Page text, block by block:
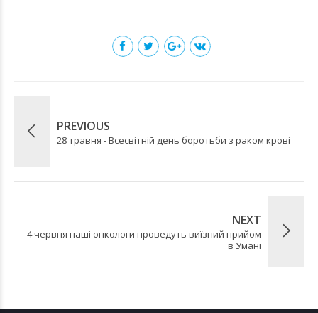
PREVIOUS
28 травня - Всесвітній день боротьби з раком крові
NEXT
4 червня наші онкологи проведуть виїзний прийом
в Умані